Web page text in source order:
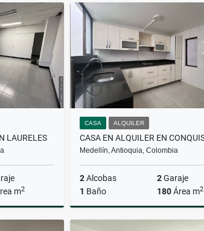
Alquiler
$850.000.000
LAURELES
m2
CASA ALQUILER
Medellín, Antioquia, Colombia
2Alcobas 2Garaje
1 Baño 180Área m2